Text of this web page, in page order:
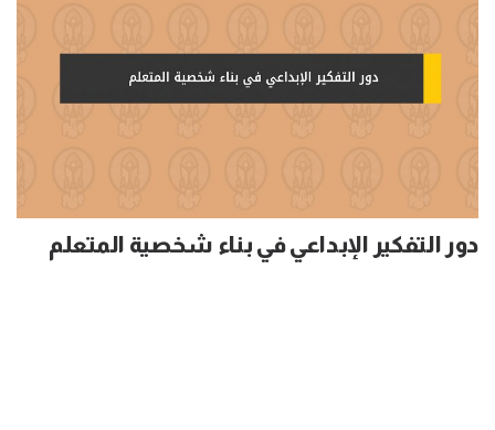
دور التفكير الإبداعي في بناء شخصية المتعلم